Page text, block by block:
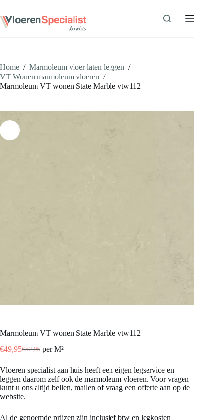
de
inhoud
Home / Marmoleum vloer laten leggen /
VT Wonen marmoleum vloeren /
Marmoleum VT wonen State Marble vtw112
Marmoleum VT wonen State Marble vtw112
€52,95
Oorspronkelijke
was:
€52,95.
€49,95Huidige
is:
€49,95.
per M²
Vloeren specialist aan huis heeft een eigen legservice en
leggen daarom zelf ook de marmoleum vloeren. Voor vragen
kunt u ons altijd bellen, mailen of vraag een offerte aan op de
website.
Al de genoemde prijzen zijn inclusief btw en legkosten